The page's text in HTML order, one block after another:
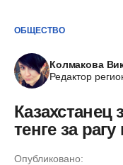
ОБЩЕСТВО
Колмакова
Редактор
Казахстанец
тенге за
Опубликовано: